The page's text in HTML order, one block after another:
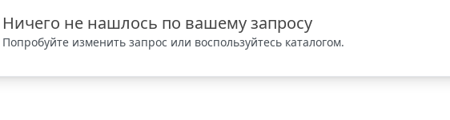
Ничего не нашлось по вашему запросу
Попробуйте изменить запрос или воспользуйтесь каталогом.